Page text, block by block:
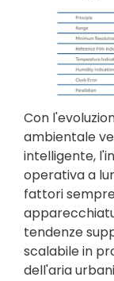
Con
ambientale
intelligente,
operativa a
fattori
tendenze
scalabile in
dell'aria